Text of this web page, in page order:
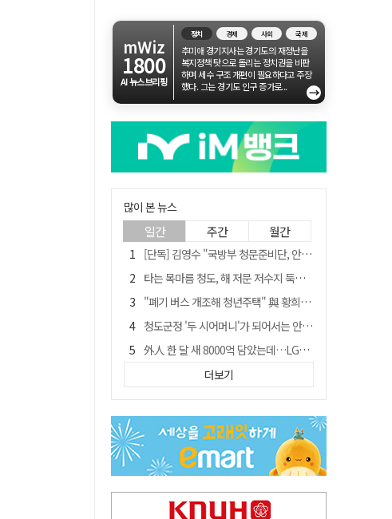
mWiz
1800
AI 뉴스브리핑
정치 경제 사회 국제
추미애 경기지사는 경기도의 재정난을
복지정책 탓으로 돌리는 정치권을 비판
하며 세수 구조 개편이 필요하다고 주장
했다. 그는 경기도 인구 증가로...
→
많이 본 뉴스
일간 주간 월간
[단독] 김영수 "국방부 청문준비단, 안규백 탈영 알고있었다"
타는 목마름 청도, 해 저문 저수지 둑에 군수가 서 있었다
"폐기 버스 개조해 청년주택" 與 황희…'딸 학비는 年 4200만원'
청도군정 '두 시어머니'가 되어서는 안된다
外人 한 달 새 8000억 담았는데…LG이노텍 목표주가는 왜 엇갈릴까
임시휴업 들어갔던 홈플러스 영주점, 7일 영업 재개…지하 1층만 운영
SK하이닉스, 주당 375원 분기 배당 공시…"3분기 중 주주환원 방안 확정"
이의준 전 경북도 새마을봉사과장, 제28대 울릉군 부군수 취임
"상법개정해도 주주가 '봉'"…하이닉스 솔리다임 상장설에 술렁[개미와글와글]
더보기